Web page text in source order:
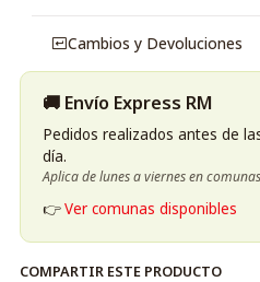
Cambios y Devoluciones
🚚 Envío Express RM
Pedidos realizados antes de
día.
Aplica de lunes a viernes en
👉Ver comunas disponibles
COMPARTIR ESTE PRODUCTO